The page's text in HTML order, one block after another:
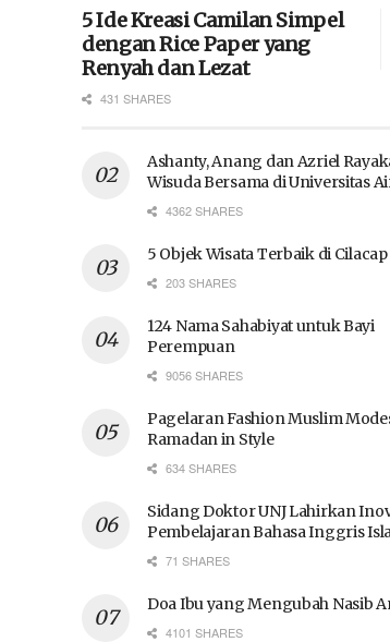
5 Ide Kreasi Camilan Simpel
dengan Rice Paper yang
Renyah dan Lezat
431 SHARES
Ashanty, Anang dan Azriel
Wisuda Bersama di Universitas
4362 SHARES
5 Objek Wisata Terbaik di Cilacap
203 SHARES
124 Nama Sahabiyat untuk Bayi
Perempuan
9056 SHARES
Pagelaran Fashion Muslim
Ramadan in Style
634 SHARES
Sidang Doktor UNJ Lahirkan
Pembelajaran Bahasa Inggris
71 SHARES
Doa Ibu yang Mengubah Nasib
4101 SHARES